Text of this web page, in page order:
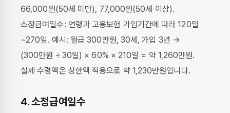
66,000원(50세 미만), 77,000원(50세 이상).
소정급여일수: 연령과 고용보험 가입기간에 따라 120일
~270일. 예시: 월급 300만원, 30세, 가입 3년 →
(300만원 ÷ 30일) × 60% × 210일 = 약 1,260만원.
실제 수령액은 상한액 적용으로 약 1,230만원입니다.
4. 소정급여일수